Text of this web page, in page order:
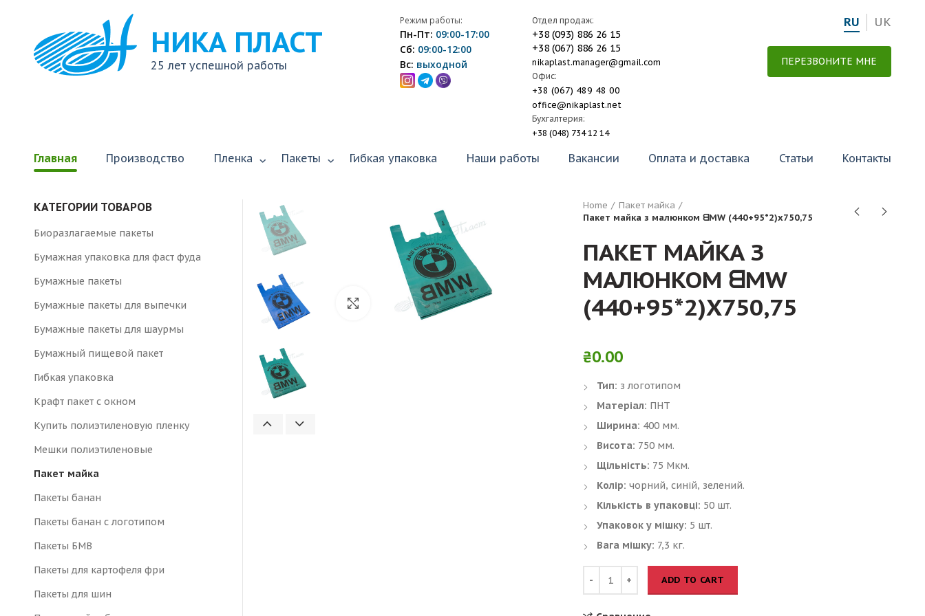
НИКА ПЛАСТ
25 лет успешной работы
Режим работы:
Пн-Пт: 09:00-17:00
Сб: 09:00-12:00
Вс: выходной
Отдел продаж:
+38 (093) 886 26 15
+38 (067) 886 26 15
nikaplast.manager@gmail.com
Офис:
+38 (067) 489 48 00
office@nikaplast.net
Бухгалтерия:
+38 (048) 734 12 14
UK
RU
ПЕРЕЗВОНИТЕ МНЕ
Главная Производство Пленка Пакеты Гибкая упаковка Наши работы Вакансии Оплата и доставка Статьи Контакты
Click to enlarge
Home
Пакет майка
Пакет майка з малюнком ᗺMW (440+95*2)х750,75
ПАКЕТ МАЙКА З
МАЛЮНКОМ ᗺMW
(440+95*2)Х750,75
₴0.00
Тип: з логотипом
Матеріал: ПНТ
Ширина: 400 мм.
Висота: 750 мм.
Щільність: 75 Мкм.
Колір: чорний, синій, зелений.
Кількість в упаковці: 50 шт.
Упаковок у мішку: 5 шт.
Вага мішку: 7,3 кг.
ADD TO CART
КАТЕГОРИИ ТОВАРОВ
Биоразлагаемые пакеты
Бумажная упаковка для фаст фуда
Бумажные пакеты
Бумажные пакеты для выпечки
Бумажные пакеты для шаурмы
Бумажный пищевой пакет
Гибкая упаковка
Крафт пакет с окном
Купить полиэтиленовую пленку
Мешки полиэтиленовые
Пакет майка
Пакеты банан
Пакеты банан с логотипом
Пакеты БМВ
Пакеты для картофеля фри
Пакеты для шин